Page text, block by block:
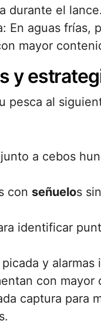
durante el lance.
En aguas frías,
mayor
y
pesca al
a cebos
con señuelos
identificar
y
con mayor
captura para